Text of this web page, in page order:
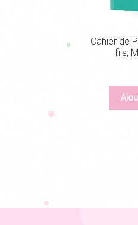
Cahier de
fils,